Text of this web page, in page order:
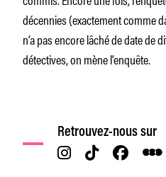
décennies (exactement comme
n’a pas encore lâché de date de
détectives, on mène l’enquête.
Retrouvez-nous sur